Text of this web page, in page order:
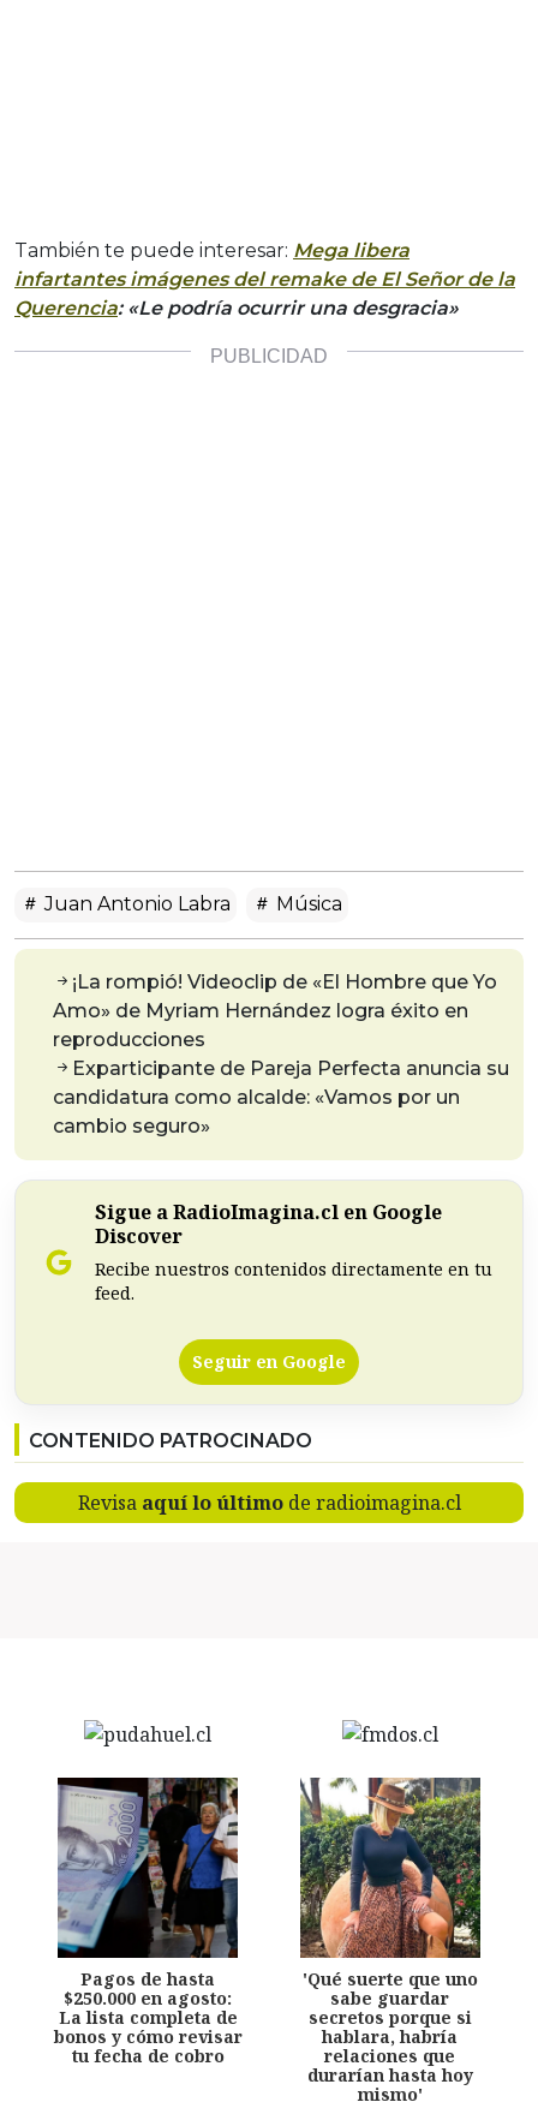
También te puede interesar: Mega libera
infartantes imágenes del remake de El Señor de la
Querencia: «Le podría ocurrir una desgracia»
Juan Antonio Labra Música
¡La rompió! Videoclip de «El Hombre que Yo
Amo» de Myriam Hernández logra éxito en
reproducciones
Exparticipante de Pareja Perfecta anuncia su
candidatura como alcalde: «Vamos por un
cambio seguro»
Sigue a RadioImagina.cl en Google
Discover
Recibe nuestros contenidos directamente en tu
feed.
Seguir en Google
CONTENIDO PATROCINADO
Revisa aquí lo últimode radioimagina.cl
Pagos de hasta
$250.000 en agosto:
La lista completa de
bonos y cómo revisar
tu fecha de cobro
'Qué suerte que uno
sabe guardar
secretos porque si
hablara, habría
relaciones que
durarían hasta hoy
mismo'